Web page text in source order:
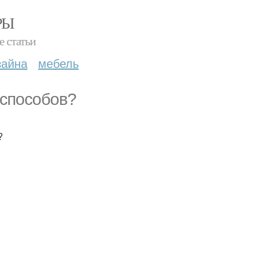
статьи
мебель